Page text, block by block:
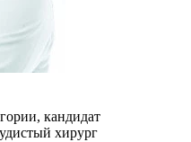
кандидат
хирург